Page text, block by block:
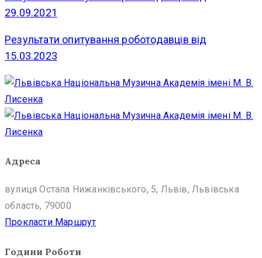
конфіденційності
Умови
користування
29.09.2021
Результати опитування роботодавців від
15.03.2023
Адреса
вулиця Остапа Нижанківського, 5, Львів, Львівська
область, 79000
Прокласти Маршрут
Години Роботи